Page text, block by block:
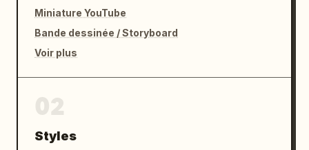
Miniature YouTube
Bande dessinée / Storyboard
Voir plus
Styles